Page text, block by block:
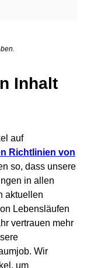
Inhalt
auf
Richtlinien von
so, dass unsere
in allen
aktuellen
Lebensläufen
vertrauen mehr
Wir
um